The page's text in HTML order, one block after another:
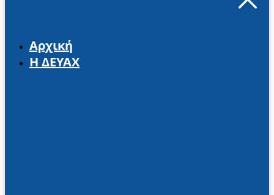
Αρχική
Η ΔΕΥΑΧ